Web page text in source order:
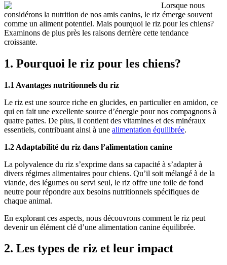
Lorsque nous
considérons la nutrition de nos amis canins, le riz émerge souvent
comme un aliment potentiel. Mais pourquoi le riz pour les chiens?
Examinons de plus près les raisons derrière cette tendance
croissante.
1. Pourquoi le riz pour les chiens?
1.1 Avantages nutritionnels du riz
Le riz est une source riche en glucides, en particulier en amidon, ce
qui en fait une excellente source d’énergie pour nos compagnons à
quatre pattes. De plus, il contient des vitamines et des minéraux
essentiels, contribuant ainsi à une alimentation équilibrée.
1.2 Adaptabilité du riz dans l’alimentation canine
La polyvalence du riz s’exprime dans sa capacité à s’adapter à
divers régimes alimentaires pour chiens. Qu’il soit mélangé à de la
viande, des légumes ou servi seul, le riz offre une toile de fond
neutre pour répondre aux besoins nutritionnels spécifiques de
chaque animal.
En explorant ces aspects, nous découvrons comment le riz peut
devenir un élément clé d’une alimentation canine équilibrée.
2. Les types de riz et leur impact